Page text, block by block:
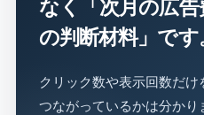
なく「次月の広
の判断材料」です
クリック数や表示回数だ
つながっているかは分か